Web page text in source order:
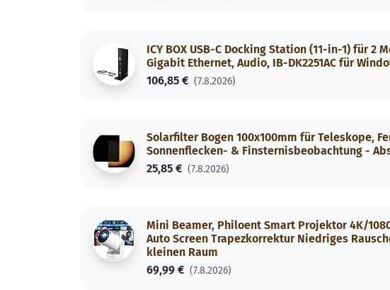
ICY BOX USB-C Docking Station (11-in-1) für 2
Gigabit Ethernet, Audio, IB-DK2251AC für
106,85 € (7.8.2026)
Solarfilter Bogen 100x100mm für Teleskope,
Sonnenflecken- & Finsternisbeobachtung -
25,85 € (7.8.2026)
Mini Beamer, Philoent Smart Projektor 4K/
Auto Screen Trapezkorrektur Niedriges
kleinen Raum
69,99 € (7.8.2026)